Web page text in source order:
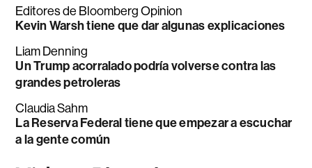
Editores de Bloomberg Opinion
Kevin Warsh tiene que dar algunas explicaciones
Liam Denning
Un Trump acorralado podría volverse contra las
grandes petroleras
Claudia Sahm
La Reserva Federal tiene que empezar a escuchar
a la gente común